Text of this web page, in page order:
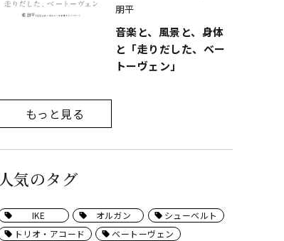
朋平
音楽と、風景と、身体
と「走りだした、ベー
トーヴェン」
もっと見る
人気のタグ
IKE オルガン
シューベルト
トリオ・アコード
ベートーヴェン